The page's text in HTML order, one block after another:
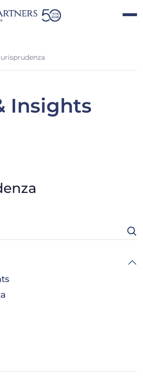
Insights